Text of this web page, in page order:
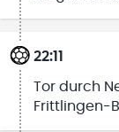
22:11
Tor durch
Frittlingen-